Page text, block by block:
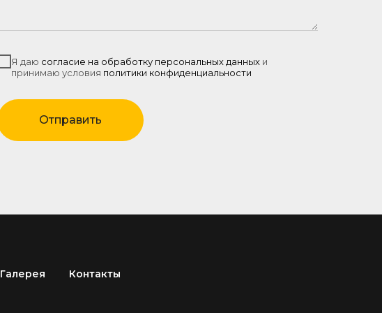
Я даю согласие на обработку персональных данных и
принимаю условия политики конфиденциальности
Отправить
Галерея Контакты